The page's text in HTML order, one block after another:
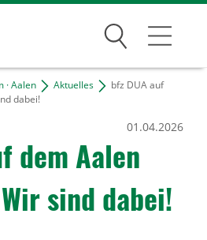
Suchen
· Aalen Aktuelles
bfz DUA auf
dabei!
dem Aalen
sind dabei!
01.04.2026